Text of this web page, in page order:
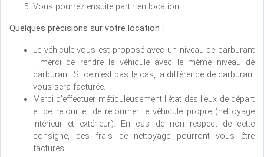
Vous pourrez ensuite partir en location.
Quelques précisions sur votre location :
Le véhicule vous est proposé avec un niveau de carburant
, merci de rendre le véhicule avec le même niveau de
carburant. Si ce n'est pas le cas, la différence de carburant
vous sera facturée.
Merci d'effectuer méticuleusement l'état des lieux de départ
et de retour et de retourner le véhicule propre (nettoyage
intérieur et extérieur). En cas de non respect de cette
consigne, des frais de nettoyage pourront vous être
facturés.